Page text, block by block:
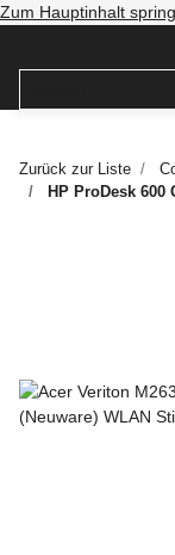
Zum Hauptinhalt
Zurück zur Liste
HP ProDesk 600